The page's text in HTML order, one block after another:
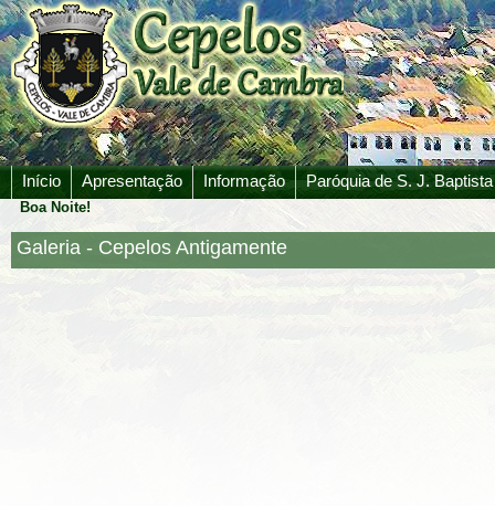
Início Apresentação Informação Paróquia de S. J. Baptista
Boa Noite!
Galeria - Cepelos Antigamente